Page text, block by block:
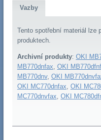
Vazby
Tento spotřební materiál lze
produktech.
Archivní produkty: OKI
MB770dnfax, OKI
MB770dnv, OKI
OKI MC770dnfax, OKI
MC770dnvfax, OKI